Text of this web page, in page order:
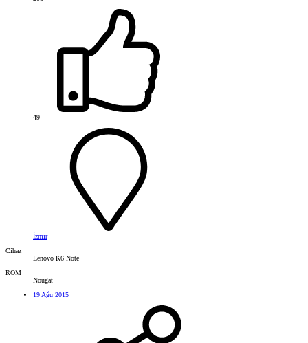
49
İzmir
Cihaz
Lenovo K6 Note
ROM
Nougat
19 Ağu 2015